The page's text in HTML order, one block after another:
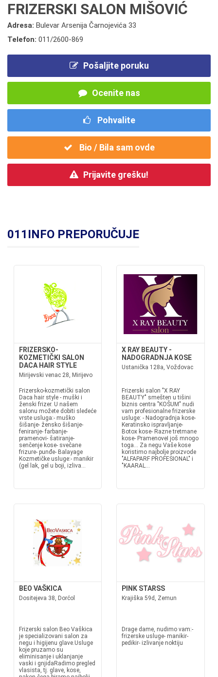
FRIZERSKI SALON MIŠOVIĆ
Adresa: Bulevar Arsenija Čarnojevića 33
Telefon: 011/2600-869
Pošaljite poruku
Ocenite nas
Pohvalite
Bio / Bila sam ovde
Prijavite grešku!
011INFO PREPORUČUJE
FRIZERSKO-
KOZMETIČKI SALON
DACA HAIR STYLE
Mirijevski venac 28, Mirijevo
Frizersko-kozmetički salon
Daca hair style - muški i
ženski frizer. U našem
salonu možete dobiti sledeće
vrste usluga:- muško
šišanje- žensko šišanje-
feniranje- farbanje-
pramenovi- šatiranje-
senčenje kose- svečane
frizure- punđe- Balayage
Kozmetičke usluge:- manikir
(gel lak, gel u boji, izliva...
X RAY BEAUTY -
NADOGRADNJA KOSE
Ustanička 128a, Voždovac
Frizerski salon "X RAY
BEAUTY" smešten u tišini
biznis centra "KOŠUM" nudi
vam profesionalne frizerske
usluge: - Nadogradnja kose-
Keratinsko ispravljanje-
Botox kose- Razne tretmane
kose- PramenoveI još mnogo
toga... Za negu Vaše kose
koristimo najbolje proizvode
"ALFAPARF PROFESIONAL" i
"KAARAL...
BEO VAŠKICA
Dositejeva 38, Dorćol
Frizerski salon Beo Vaškica
je specializovani salon za
negu i higijenu glave.Usluge
koje pruzamo su
eliminisanje i uklanjanje
vaski i gnjidaRadimo pregled
vlasista, tj. glave, kose,
PINK STARSS
Krajiška 59d, Zemun
Drage dame, nudimo vam:-
frizerske usluge- manikir-
pedikir- izlivanje noktiju